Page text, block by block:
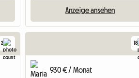
Anzeige ansehen
2 18
930 € / Monat